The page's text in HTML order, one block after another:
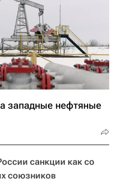
западные нефтяные
санкции как со
союзников